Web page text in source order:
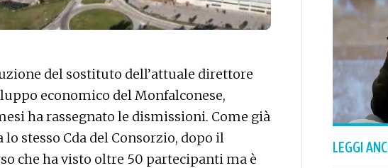
del sostituto dell’attuale direttore
economico del Monfalconese,
ha rassegnato le dismissioni. Come già
stesso Cda del Consorzio, dopo il
che ha visto oltre 50 partecipanti ma è
LEGGI